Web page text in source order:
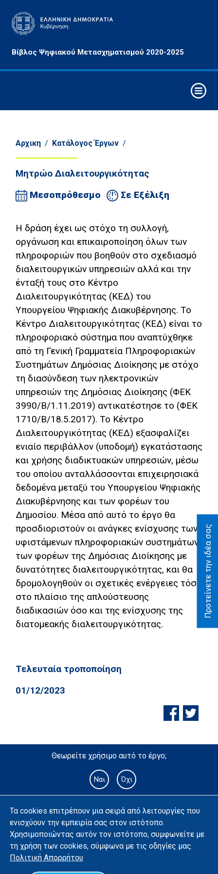
Προτείνετε την ιδέα σας
Βίβλος Ψηφιακού Μετασχηματισμού 2020-2025
&
Ψηφιακού
Στρατηγικοί
Παρέμβασης
Οικονομίας
Αποτίμηση
Ψηφιακή
Δεκαετία
Προτείνετε
την ιδέα
σας
Σελίδα
Αναζήτησης
Βίβλος Ψηφιακού
Μετασχηματισμού
English
Αρχικη / Κατάλογος Έργων /
Μητρώο Διαλειτουργικότητας
Μεσοπρόθεσμο
Σε Εξέλιξη
Η δράση έχει ως στόχο τη συλλογή,
οργάνωση και επικαιροποίηση όλων των
πληροφοριών που βοηθούν στο σχεδιασμό
διαλειτουργικών υπηρεσιών αλλά και την
ένταξή τους στο Κέντρο
Διαλειτουργικότητας (ΚΕΔ) του
Υπουργείου Ψηφιακής Διακυβέρνησης. Το
Κέντρο Διαλειτουργικότητας (ΚΕΔ) είναι το
πληροφοριακό σύστημα που αναπτύχθηκε
από τη Γενική Γραμματεία Πληροφοριακών
Συστημάτων Δημόσιας Διοίκησης με στόχο
τη διασύνδεση των ηλεκτρονικών
υπηρεσιών της Δημόσιας Διοίκησης (ΦΕΚ
3990/Β/1.11.2019) αντικατέστησε το (ΦΕΚ
1710/Β/18.5.2017). Το Κέντρο
Διαλειτουργικότητας (ΚΕΔ) εξασφαλίζει
ενιαίο περιβάλλον (υποδομή) εγκατάστασης
και χρήσης διαδικτυακών υπηρεσιών, μέσω
του οποίου ανταλλάσσονται επιχειρησιακά
δεδομένα μεταξύ του Υπουργείου Ψηφιακής
Διακυβέρνησης και των φορέων του
Δημοσίου. Μέσα από αυτό το έργο θα
προσδιοριστούν οι ανάγκες ενίσχυσης των
υφιστάμενων πληροφοριακών συστημάτων
των φορέων της Δημόσιας Διοίκησης με
δυνατότητες διαλειτουργικότητας, και θα
δρομολογηθούν οι σχετικές ενέργειες τόσο
στο πλαίσιο της απλούστευσης
διαδικασιών όσο και της ενίσχυσης της
διατομεακής διαλειτουργικότητας.
Τελευταία τροποποίηση
01/12/2023
Θεωρείτε χρήσιμο αυτό το έργο;
Ναι Όχι
Τα cookies επιτρέπουν μια σειρά από λειτουργίες που
ενισχύουν την εμπειρία σας στον ιστότοπο.
Χρησιμοποιώντας αυτόν τον ιστότοπο, συμφωνείτε με
τη χρήση των cookies, σύμφωνα με τις οδηγίες μας.
Πολιτική Απορρήτου